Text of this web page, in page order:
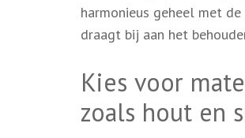
harmonieus geheel met
draagt bij aan het
Kies voor
zoals hout en